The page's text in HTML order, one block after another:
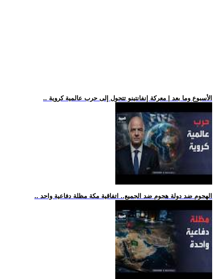
.. الأسبوع وما بعد | معركة إنفانتينو تتحول إلى حرب عالمية كروية
.. الهجوم ضد دولة هجوم ضد الجميع.. اتفاقية مكة مظلة دفاعية واحد